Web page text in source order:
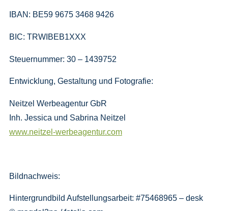
IBAN: BE59 9675 3468 9426
BIC: TRWIBEB1XXX
Steuernummer: 30 – 1439752
Entwicklung, Gestaltung und Fotografie:
Neitzel Werbeagentur GbR
Inh. Jessica und Sabrina Neitzel
www.neitzel-werbeagentur.com
Bildnachweis:
Hintergrundbild Aufstellungsarbeit: #75468965 – desk